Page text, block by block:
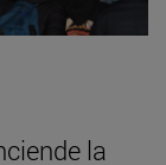
la